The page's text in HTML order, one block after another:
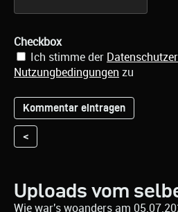
Checkbox
Ich stimme der
Nutzungbedingungen zu
<
Uploads vom
Wie war's woanders am